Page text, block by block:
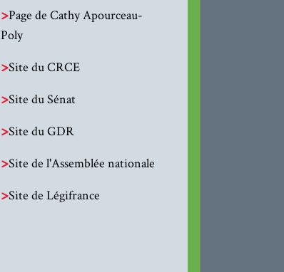
>Page de Cathy Apourceau-
Poly
>Site du CRCE
>Site du Sénat
>Site du GDR
>Site de l'Assemblée nationale
>Site de Légifrance